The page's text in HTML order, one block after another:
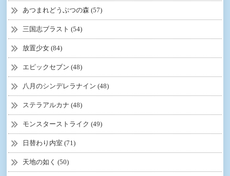
あつまれどうぶつの森 (57)
三国志ブラスト (54)
放置少女 (84)
エピックセブン (48)
八月のシンデレラナイン (48)
ステラアルカナ (48)
モンスターストライク (49)
日替わり内室 (71)
天地の如く (50)